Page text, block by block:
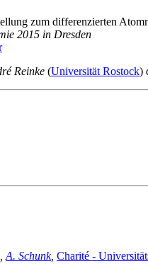
zum differenzierten
2015 in Dresden
Reinke (Universität Rostock)
A. Schunk, Charité -